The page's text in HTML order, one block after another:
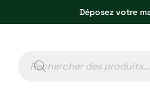
Déposez votre